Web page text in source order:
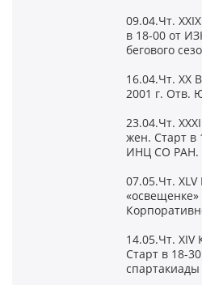
09.04.Чт.
в 18-00 от
бегового
16.04.Чт. XX
2001 г. Отв.
23.04.Чт.
жен. Старт в
ИНЦ СО РАН.
07.05.Чт.
«освещенке»
14.05.Чт.
Старт в 18-